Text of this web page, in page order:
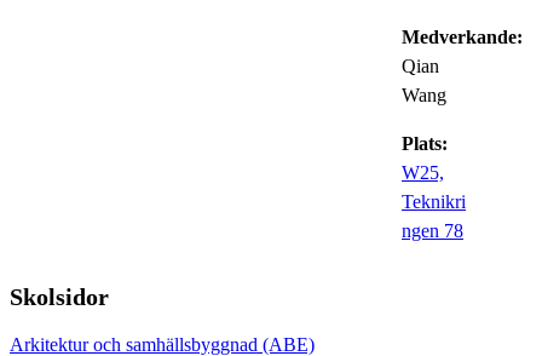
Medverkande:
Qian
Wang
Plats:
W25,
Teknikri
ngen 78
Skolsidor
Arkitektur och samhällsbyggnad (ABE)